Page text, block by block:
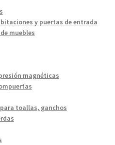
y puertas de entrada
muebles
magnéticas
toallas, ganchos